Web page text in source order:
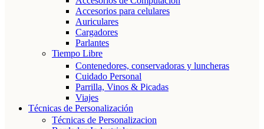
Accesorios para celulares
Auriculares
Cargadores
Parlantes
Tiempo Libre
Contenedores, conservadoras y luncheras
Cuidado Personal
Parrilla, Vinos & Picadas
Viajes
Técnicas de Personalización
Técnicas de Personalizacion